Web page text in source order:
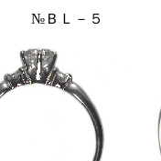
№ＢＬ－５